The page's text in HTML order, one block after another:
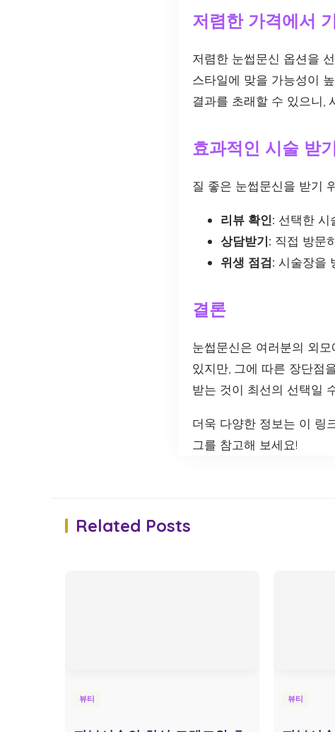
저렴한 가격에서
저렴한 눈썹문신 옵션을
스타일에 맞을 가능성이
결과를 초래할 수 있으니,
효과적인 시술 받
질 좋은 눈썹문신을 받기
리뷰 확인: 선택한 시
상담받기: 직접 방문
위생 점검: 시술장을
결론
눈썹문신은 여러분의 외
있지만, 그에 따른 장단점
받는 것이 최선의 선택일
더욱 다양한 정보는 이 링
그를 참고해 보세요!
Related Posts
뷰티 뷰티